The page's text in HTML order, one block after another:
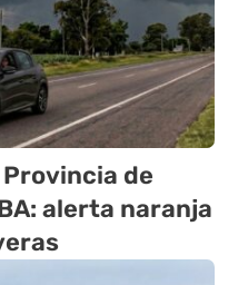
de
alerta naranja